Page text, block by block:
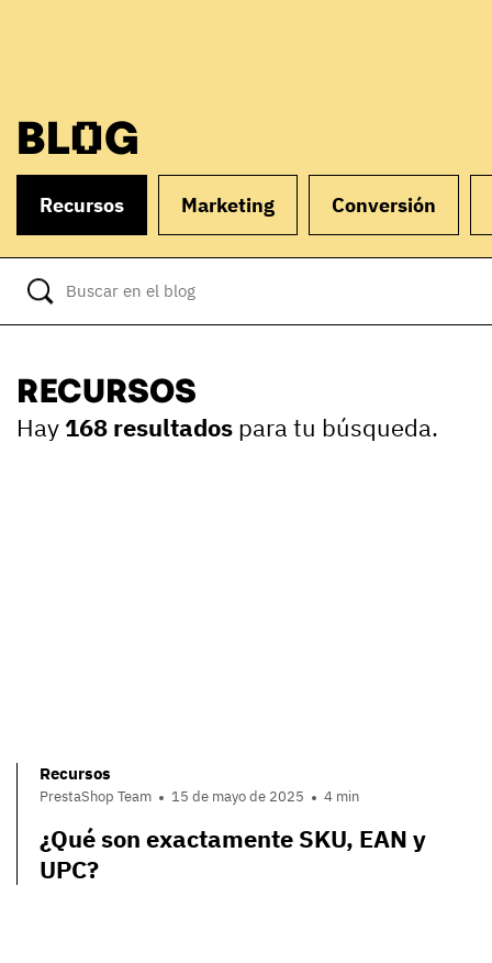
BLOG
Recursos Marketing Conversión
RECURSOS
Hay 168 resultados para tu búsqueda.
Recursos
PrestaShop Team 15 de mayo de 2025 4 min
¿Qué son exactamente SKU, EAN y
UPC?